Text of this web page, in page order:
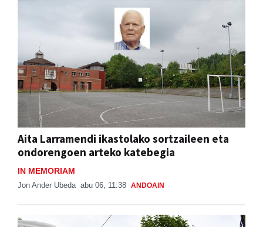
Aita Larramendi ikastolako sortzaileen eta
ondorengoen arteko katebegia
IN MEMORIAM
Jon Ander Ubeda abu 06, 11:38 ANDOAIN